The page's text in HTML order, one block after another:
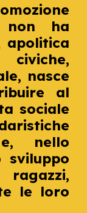
non ha
apolitica
civiche,
nasce
al
sociale
e
nello
sviluppo
,
le loro